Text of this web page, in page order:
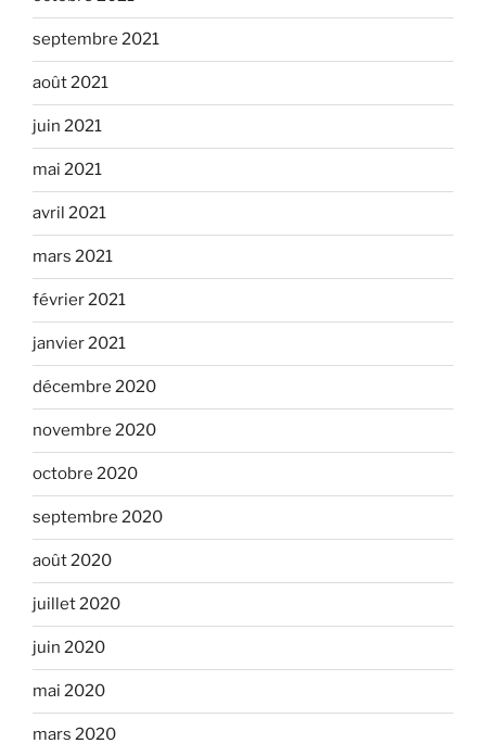
septembre 2021
août 2021
juin 2021
mai 2021
avril 2021
mars 2021
février 2021
janvier 2021
décembre 2020
novembre 2020
octobre 2020
septembre 2020
août 2020
juillet 2020
juin 2020
mai 2020
mars 2020